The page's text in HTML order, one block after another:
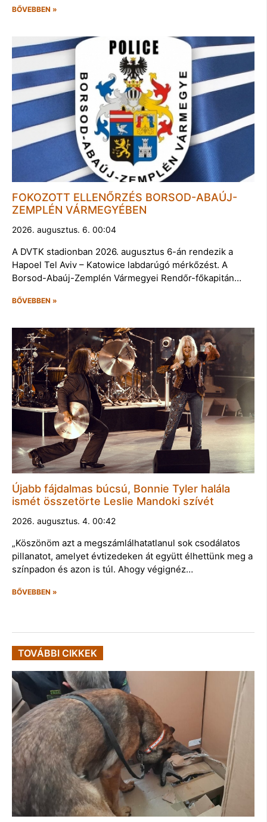
BŐVEBBEN »
FOKOZOTT ELLENŐRZÉS BORSOD-ABAÚJ-
ZEMPLÉN VÁRMEGYÉBEN
2026. augusztus. 6. 00:04
A DVTK stadionban 2026. augusztus 6-án rendezik a
Hapoel Tel Aviv – Katowice labdarúgó mérkőzést. A
Borsod-Abaúj-Zemplén Vármegyei Rendőr-főkapitán…
BŐVEBBEN »
Újabb fájdalmas búcsú, Bonnie Tyler halála
ismét összetörte Leslie Mandoki szívét
2026. augusztus. 4. 00:42
„Köszönöm azt a megszámlálhatatlanul sok csodálatos
pillanatot, amelyet évtizedeken át együtt élhettünk meg a
színpadon és azon is túl. Ahogy végignéz…
BŐVEBBEN »
TOVÁBBI CIKKEK